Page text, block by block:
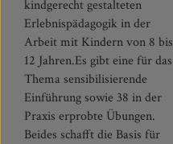
kindgerecht gestalteten
Erlebnispädagogik in der
Arbeit mit Kindern von 8 bis
12 Jahren.Es gibt eine für das
Thema sensibilisierende
Einführung sowie 38 in der
Praxis erprobte Übungen.
Beides schafft die Basis für
vielen neuen Einzelübungen
gibt es Übungsreihen zu den
Themen Josef, Psalmtexte
und Natur - jeweils
entwickelt von
Fachleuten.Entstanden ist ein
inspirierendes Praxisbuch,
das sich an alle richtet, die